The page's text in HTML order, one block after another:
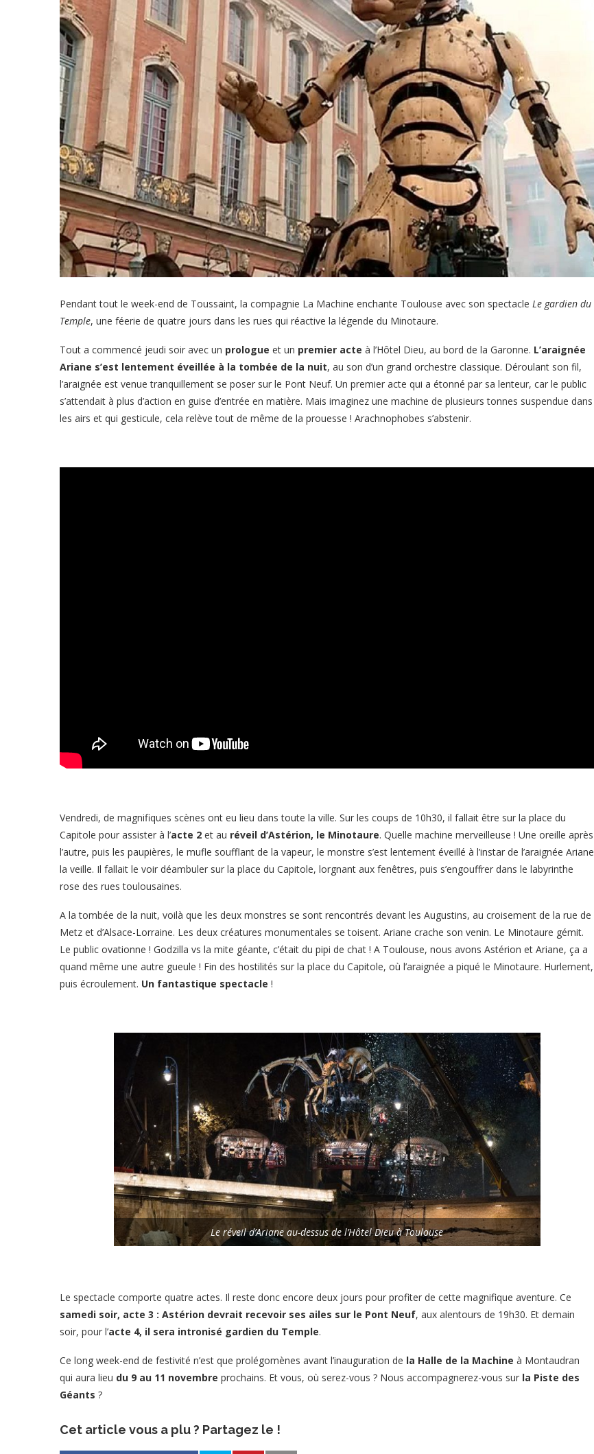
Pendant tout le week-end de Toussaint, la compagnie La Machine enchante Toulouse avec son spectacle Le gardien du
Temple, une féerie de quatre jours dans les rues qui réactive la légende du Minotaure.
Tout a commencé jeudi soir avec un prologue et un premier acte à l’Hôtel Dieu, au bord de la Garonne. L’araignée
Ariane s’est lentement éveillée à la tombée de la nuit, au son d’un grand orchestre classique. Déroulant son fil,
l’araignée est venue tranquillement se poser sur le Pont Neuf. Un premier acte qui a étonné par sa lenteur, car le public
s’attendait à plus d’action en guise d’entrée en matière. Mais imaginez une machine de plusieurs tonnes suspendue dans
les airs et qui gesticule, cela relève tout de même de la prouesse ! Arachnophobes s’abstenir.
Vendredi, de magnifiques scènes ont eu lieu dans toute la ville. Sur les coups de 10h30, il fallait être sur la place du
Capitole pour assister à l’acte 2 et au réveil d’Astérion, le Minotaure. Quelle machine merveilleuse ! Une oreille après
l’autre, puis les paupières, le mufle soufflant de la vapeur, le monstre s’est lentement éveillé à l’instar de l’araignée Ariane
la veille. Il fallait le voir déambuler sur la place du Capitole, lorgnant aux fenêtres, puis s’engouffrer dans le labyrinthe
rose des rues toulousaines.
A la tombée de la nuit, voilà que les deux monstres se sont rencontrés devant les Augustins, au croisement de la rue de
Metz et d’Alsace-Lorraine. Les deux créatures monumentales se toisent. Ariane crache son venin. Le Minotaure gémit.
Le public ovationne ! Godzilla vs la mite géante, c’était du pipi de chat ! A Toulouse, nous avons Astérion et Ariane, ça a
quand même une autre gueule ! Fin des hostilités sur la place du Capitole, où l’araignée a piqué le Minotaure. Hurlement,
puis écroulement. Un fantastique spectacle !
Le réveil d’Ariane au-dessus de l’Hôtel Dieu à Toulouse
Le spectacle comporte quatre actes. Il reste donc encore deux jours pour profiter de cette magnifique aventure. Ce
samedi soir, acte 3 : Astérion devrait recevoir ses ailes sur le Pont Neuf, aux alentours de 19h30. Et demain
soir, pour l’acte 4, il sera intronisé gardien du Temple.
Ce long week-end de festivité n’est que prolégomènes avant l’inauguration de la Halle de la Machine à Montaudran
qui aura lieu du 9 au 11 novembre prochains. Et vous, où serez-vous ? Nous accompagnerez-vous sur la Piste des
Géants ?
Cet article vous a plu ? Partagez le !